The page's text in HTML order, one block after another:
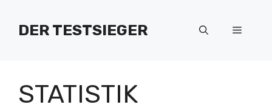
Inhalt
springenDER TESTSIEGER Menü
STATISTIK